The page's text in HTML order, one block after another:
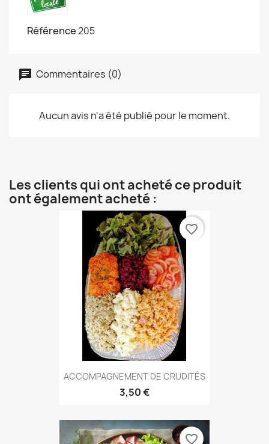
Référence205
Commentaires (0)
Aucun avis n'a été publié pour le moment.
Les clients qui ont acheté ce produit
ont également acheté :
ACCOMPAGNEMENT DE CRUDITÉS
3,50 €
favorite_border
favorite_border